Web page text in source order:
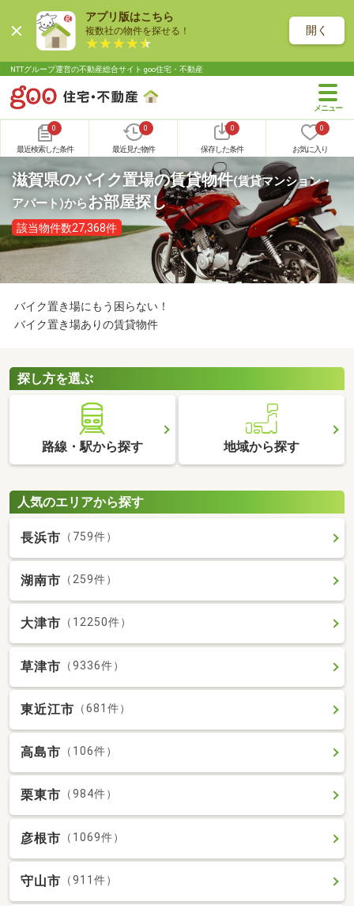
アプリ版はこちら
複数社の物件を探せる！ 開く
NTTグループ運営の不動産総合サイト goo住宅・不動産
0
最近検索した条件
0
最近見た物件
0
保存した条件
0
お気に入り
滋賀県のバイク置場の賃貸物件(賃貸マンション・
アパート)からお部屋探し
該当物件数27,368件
バイク置き場にもう困らない！
バイク置き場ありの賃貸物件
探し方を選ぶ
路線・駅から探す 地域から探す
人気のエリアから探す
長浜市 （759件）
湖南市 （259件）
大津市 （12250件）
草津市 （9336件）
東近江市 （681件）
高島市 （106件）
栗東市 （984件）
彦根市 （1069件）
守山市 （911件）